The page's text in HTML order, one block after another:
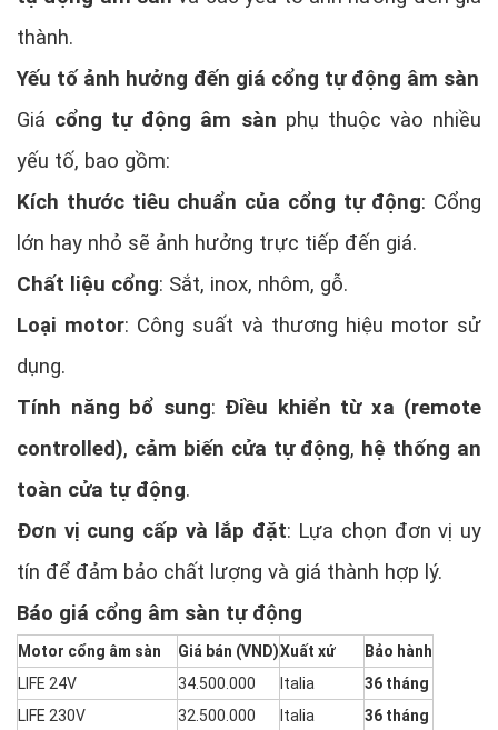
thành.
Yếu tố ảnh hưởng đến giá cổng tự động âm sàn
Giá cổng tự động âm sàn phụ thuộc vào nhiều
yếu tố, bao gồm:
Kích thước tiêu chuẩn của cổng tự động: Cổng
lớn hay nhỏ sẽ ảnh hưởng trực tiếp đến giá.
Chất liệu cổng: Sắt, inox, nhôm, gỗ.
Loại motor: Công suất và thương hiệu motor sử
dụng.
Tính năng bổ sung: Điều khiển từ xa (remote
controlled), cảm biến cửa tự động, hệ thống an
toàn cửa tự động.
Đơn vị cung cấp và lắp đặt: Lựa chọn đơn vị uy
tín để đảm bảo chất lượng và giá thành hợp lý.
Báo giá cổng âm sàn tự động
Motor cổng âm sàn Giá bán (VND)Xuất xứ
Bảo hành
LIFE 24V
34.500.000 Italia
36 tháng
LIFE 230V
32.500.000 Italia
36 tháng